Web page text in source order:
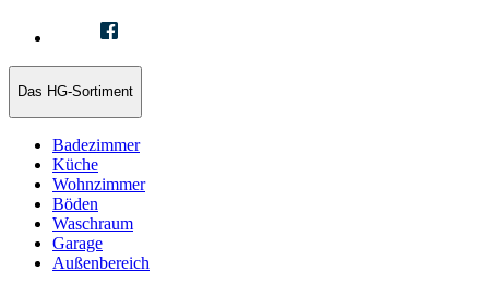
Das HG-Sortiment
Badezimmer
Küche
Wohnzimmer
Böden
Waschraum
Garage
Außenbereich